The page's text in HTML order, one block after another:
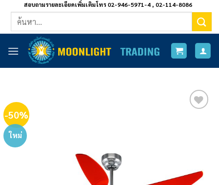
สอบถามรายละเอียดเพิ่มเติมโทร 02-946-5971-4 , 02-114-8086
ค้นหา:
-50%
ใหม่